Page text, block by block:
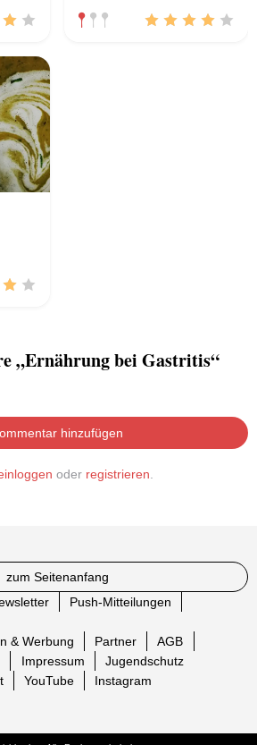
„Ernährung bei Gastritis“
hinzufügen
oder registrieren.
zum Seitenanfang
Push-Mitteilungen
& Werbung Partner
AGB
Impressum
Jugendschutz
YouTube Instagram